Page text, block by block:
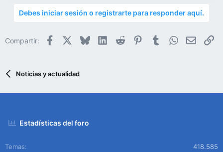
Debes iniciar sesión o registrarte para responder aquí.
Compartir: Facebook BlueskyLinkedIn
Reddit PinterestTumblrWhatsApp
Email
Noticias y actualidad
Estadísticas del foro
Temas
418.585